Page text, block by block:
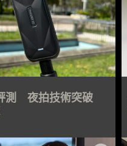
測 夜拍技術突破